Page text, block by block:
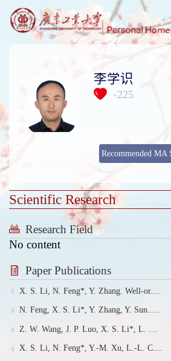
李学识
+225
Recommended MA
Scientific Research
Research Field
No content
Paper Publications
X. S. Li, N. Feng*, Y. Zhang. Well-or....
N. Feng, X. S. Li*, Y. Zhang, Y. Sun.....
Z. W. Wang, J. P. Luo, X. S. Li*, L. ....
X. S. Li, N. Feng*, Y.-M. Xu, L.-L. C....